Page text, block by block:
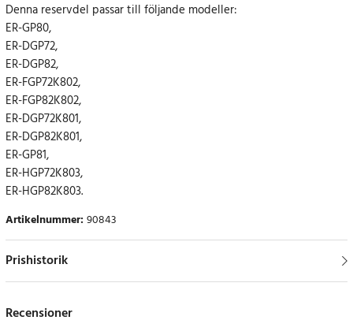
Denna reservdel passar till följande modeller:
ER-GP80,
ER-DGP72,
ER-DGP82,
ER-FGP72K802,
ER-FGP82K802,
ER-DGP72K801,
ER-DGP82K801,
ER-GP81,
ER-HGP72K803,
ER-HGP82K803.
Artikelnummer:90843
Prishistorik
Recensioner